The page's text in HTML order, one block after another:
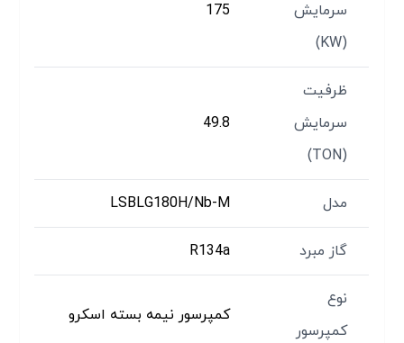
سرمایش
(KW)
175
ظرفیت
سرمایش
(TON)
49.8
مدل LSBLG180H/Nb-M
گاز مبرد R134a
نوع
کمپرسور
کمپرسور نیمه بسته اسکرو